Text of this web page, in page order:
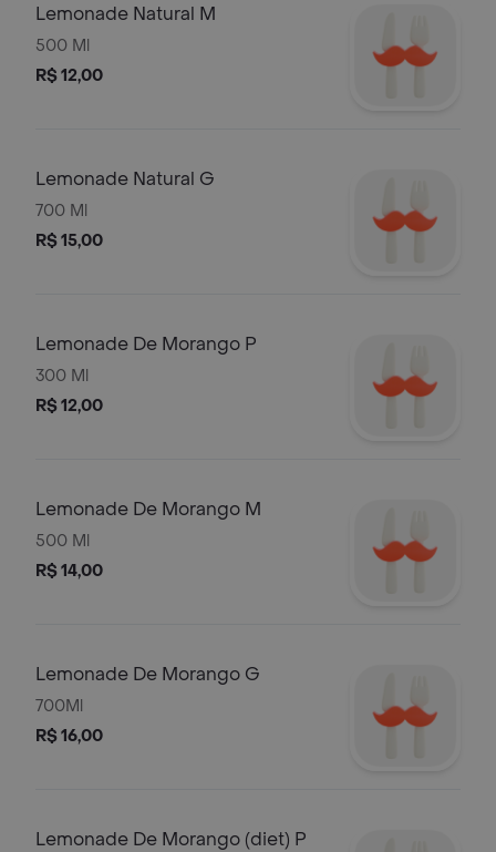
Lemonade Natural M
500 Ml
R$ 12,00
Lemonade Natural G
700 Ml
R$ 15,00
Lemonade De Morango P
300 Ml
R$ 12,00
Lemonade De Morango M
500 Ml
R$ 14,00
Lemonade De Morango G
700Ml
R$ 16,00
Lemonade De Morango (diet) P